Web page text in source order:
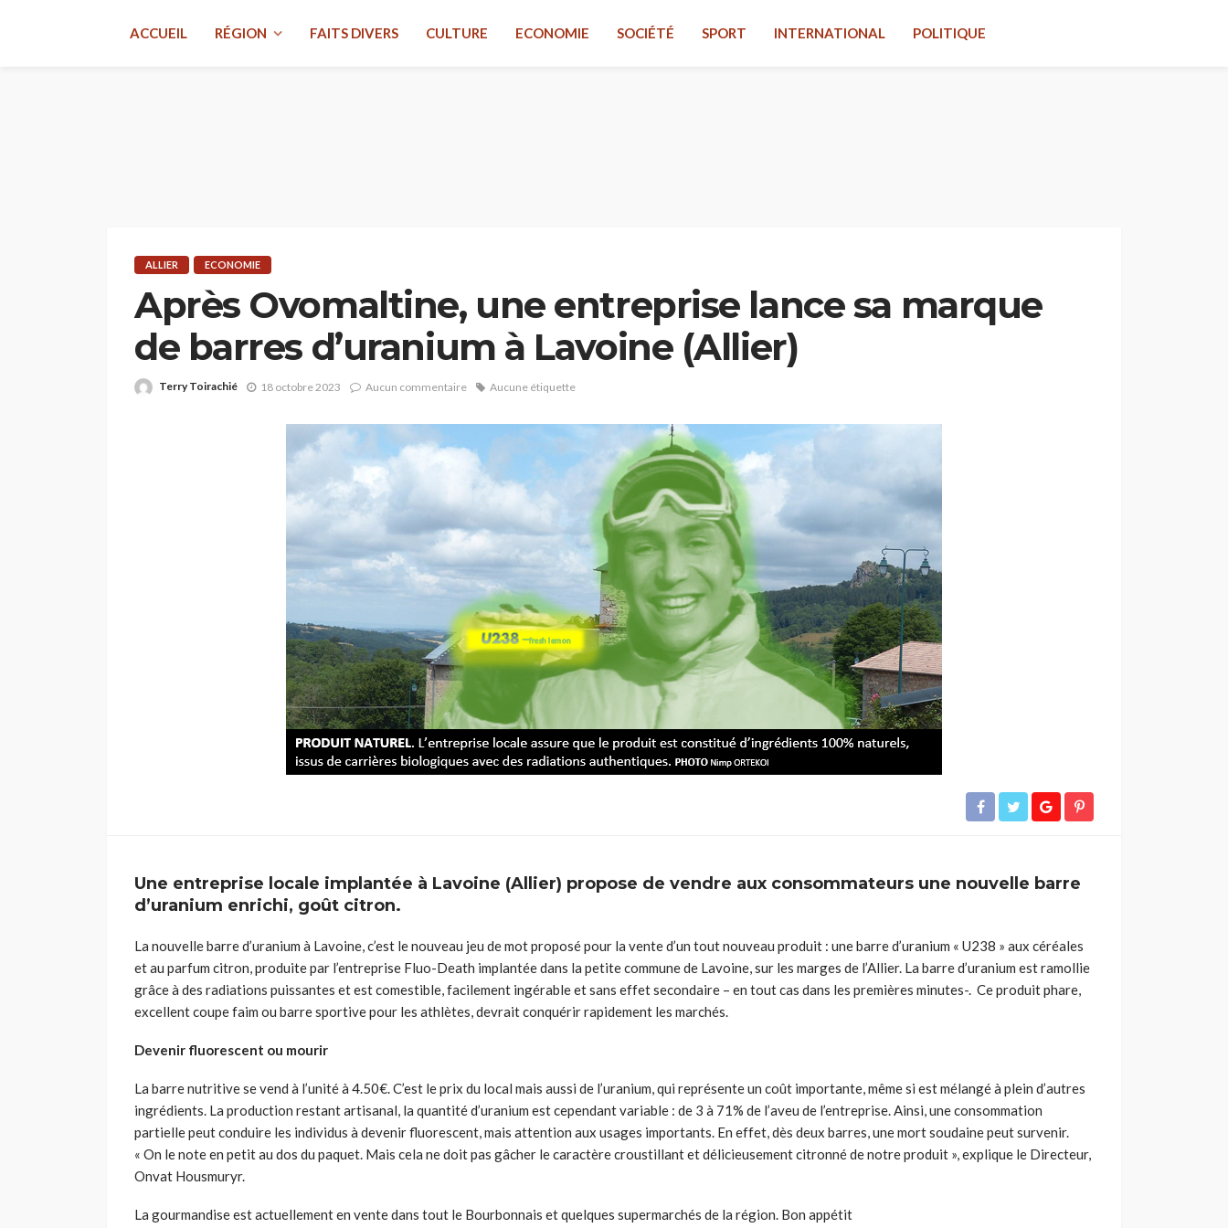
ACCUEIL RÉGION FAITS DIVERS CULTURE ECONOMIE SOCIÉTÉ SPORT INTERNATIONAL POLITIQUE
ALLIER ECONOMIE
Après Ovomaltine, une entreprise lance sa marque
de barres d’uranium à Lavoine (Allier)
Terry Toirachié 18 octobre 2023 Aucun commentaire Aucune étiquette
Une entreprise locale implantée à Lavoine (Allier) propose de vendre aux consommateurs une nouvelle barre
d’uranium enrichi, goût citron.
La nouvelle barre d’uranium à Lavoine, c’est le nouveau jeu de mot proposé pour la vente d’un tout nouveau produit : une barre d’uranium « U238 » aux céréales
et au parfum citron, produite par l’entreprise Fluo-Death implantée dans la petite commune de Lavoine, sur les marges de l’Allier. La barre d’uranium est ramollie
grâce à des radiations puissantes et est comestible, facilement ingérable et sans effet secondaire – en tout cas dans les premières minutes-. Ce produit phare,
excellent coupe faim ou barre sportive pour les athlètes, devrait conquérir rapidement les marchés.
Devenir fluorescent ou mourir
La barre nutritive se vend à l’unité à 4.50€. C’est le prix du local mais aussi de l’uranium, qui représente un coût importante, même si est mélangé à plein d’autres
ingrédients. La production restant artisanal, la quantité d’uranium est cependant variable : de 3 à 71% de l’aveu de l’entreprise. Ainsi, une consommation
partielle peut conduire les individus à devenir fluorescent, mais attention aux usages importants. En effet, dès deux barres, une mort soudaine peut survenir.
« On le note en petit au dos du paquet. Mais cela ne doit pas gâcher le caractère croustillant et délicieusement citronné de notre produit », explique le Directeur,
Onvat Housmuryr.
La gourmandise est actuellement en vente dans tout le Bourbonnais et quelques supermarchés de la région. Bon appétit